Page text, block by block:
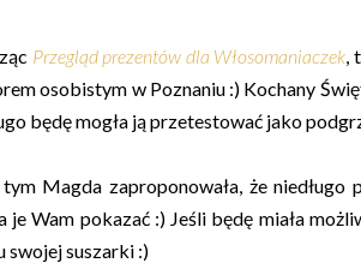
Przegląd prezentów dla Włosomaniaczek,
osobistym w Poznaniu :) Kochany
będę mogła ją przetestować jako
Magda zaproponowała, że
je Wam pokazać :) Jeśli będę miała
swojej suszarki :)